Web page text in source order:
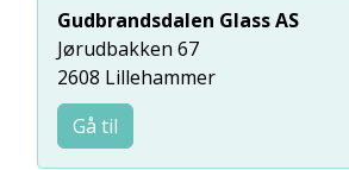
Gudbrandsdalen Glass AS
Jørudbakken 67
2608 Lillehammer
Gå til